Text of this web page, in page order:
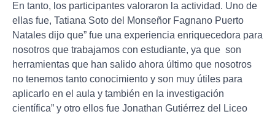
En tanto, los participantes valoraron la actividad. Uno de
ellas fue, Tatiana Soto del Monseñor Fagnano Puerto
Natales dijo que” fue una experiencia enriquecedora para
nosotros que trabajamos con estudiante, ya que son
herramientas que han salido ahora último que nosotros
no tenemos tanto conocimiento y son muy útiles para
aplicarlo en el aula y también en la investigación
científica” y otro ellos fue Jonathan Gutiérrez del Liceo